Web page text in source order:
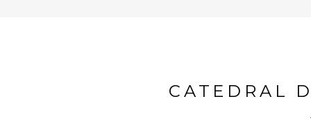
CATEDRAL